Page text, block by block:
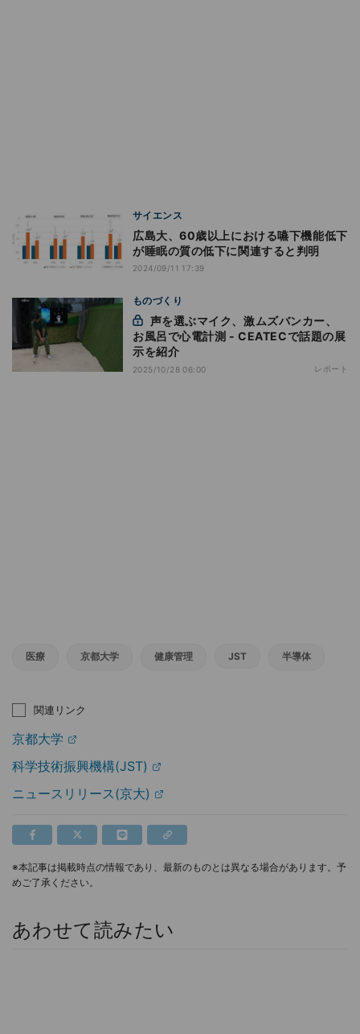
サイエンス
広島大、60歳以上における嚥下機能低下
が睡眠の質の低下に関連すると判明
2024/09/11 17:39
ものづくり
お風呂で心電計測 - CEATECで話題の展
示を紹介
2025/10/28 06:00 レポート
医療 京都大学 健康管理 JST 半導体
関連リンク
京都大学
科学技術振興機構(JST)
ニュースリリース(京大)
※本記事は掲載時点の情報であり、最新のものとは異なる場合があります。予
めご了承ください。
あわせて読みたい